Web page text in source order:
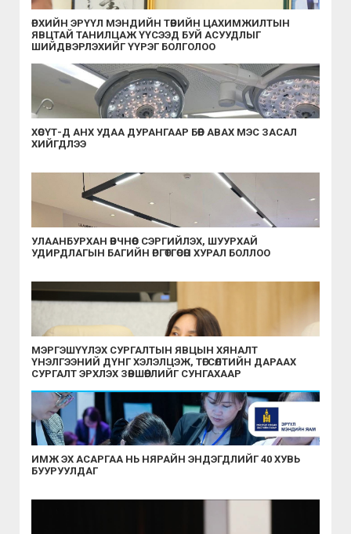
ӨРХИЙН ЭРҮҮЛ МЭНДИЙН ТӨВИЙН ЦАХИМЖИЛТЫН
ЯВЦТАЙ ТАНИЛЦАЖ ҮҮСЭЭД БУЙ АСУУДЛЫГ
ШИЙДВЭРЛЭХИЙГ ҮҮРЭГ БОЛГОЛОО
ХӨСҮТ-Д АНХ УДАА ДУРАНГААР БӨӨР АВАХ МЭС ЗАСАЛ
ХИЙГДЛЭЭ
УЛААНБУРХАН ӨВЧНӨӨС СЭРГИЙЛЭХ, ШУУРХАЙ
УДИРДЛАГЫН БАГИЙН ӨРГӨТГӨСӨН ХУРАЛ БОЛЛОО
МЭРГЭШҮҮЛЭХ СУРГАЛТЫН ЯВЦЫН ХЯНАЛТ
ҮНЭЛГЭЭНИЙ ДҮНГ ХЭЛЭЛЦЭЖ, ТӨГСӨЛТИЙН ДАРААХ
СУРГАЛТ ЭРХЛЭХ ЗӨВШӨӨРЛИЙГ СУНГАХААР
ИМЖ ЭХ АСАРГАА НЬ НЯРАЙН ЭНДЭГДЛИЙГ 40 ХУВЬ
БУУРУУЛДАГ